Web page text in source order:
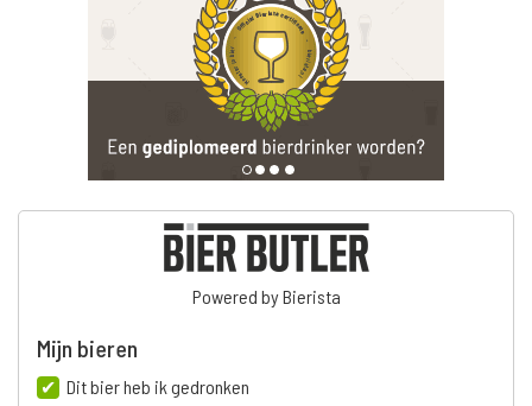
Powered by Bierista
Mijn bieren
Dit bier heb ik gedronken